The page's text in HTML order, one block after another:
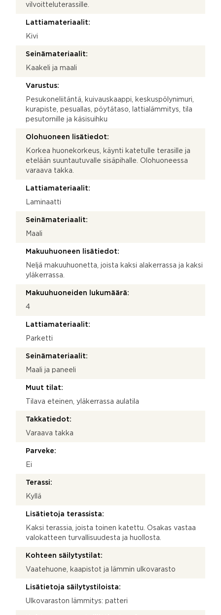
vilvoitteluterassille.
Lattiamateriaalit:
Kivi
Seinämateriaalit:
Kaakeli ja maali
Varustus:
Pesukoneliitäntä, kuivauskaappi, keskuspölynimuri,
kurapiste, pesuallas, pöytätaso, lattialämmitys, tila
pesutornille ja käsisuihku
Olohuoneen lisätiedot:
Korkea huonekorkeus, käynti katetulle terasille ja
etelään suuntautuvalle sisäpihalle. Olohuoneessa
varaava takka.
Lattiamateriaalit:
Laminaatti
Seinämateriaalit:
Maali
Makuuhuoneen lisätiedot:
Neljä makuuhuonetta, joista kaksi alakerrassa ja kaksi
yläkerrassa.
Makuuhuoneiden lukumäärä:
4
Lattiamateriaalit:
Parketti
Seinämateriaalit:
Maali ja paneeli
Muut tilat:
Tilava eteinen, yläkerrassa aulatila
Takkatiedot:
Varaava takka
Parveke:
Ei
Terassi:
Kyllä
Lisätietoja terassista:
Kaksi terassia, joista toinen katettu. Osakas vastaa
valokatteen turvallisuudesta ja huollosta.
Kohteen säilytystilat:
Vaatehuone, kaapistot ja lämmin ulkovarasto
Lisätietoja säilytystiloista:
Ulkovaraston lämmitys: patteri